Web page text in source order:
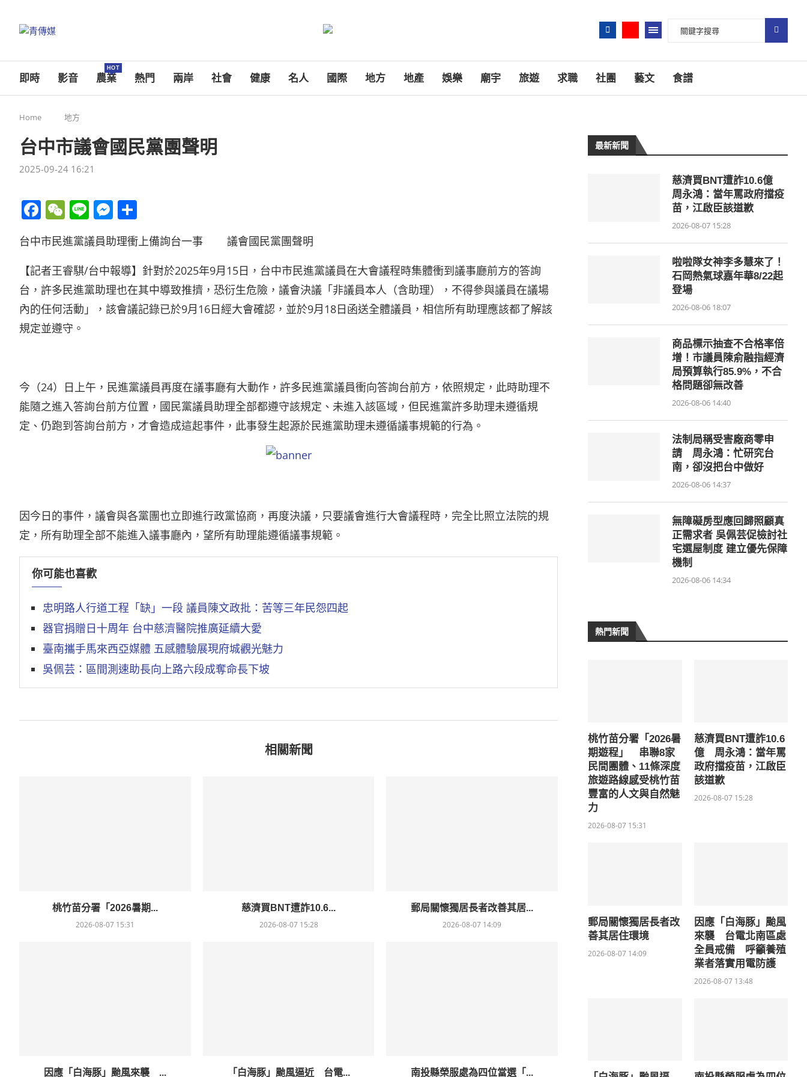
即時 影音 農業
HOT
熱門 兩岸 社會 健康 名人 國際 地方 地產 娛樂 廟宇 旅遊 求職 社團 藝文 食譜
Home 地方
台中市議會國民黨團聲明
2025-09-24 16:21
Facebook
WeChat
LineMessenger
享
台中市民進黨議員助理衝上備詢台一事 議會國民黨團聲明
【記者王睿騏/台中報導】針對於2025年9月15日，台中市民進黨議員在大會議程時集體衝到議事廳前方的答詢
台，許多民進黨助理也在其中導致推擠，恐衍生危險，議會決議「非議員本人（含助理），不得參與議員在議場
內的任何活動」，該會議記錄已於9月16日經大會確認，並於9月18日函送全體議員，相信所有助理應該都了解該
規定並遵守。
今（24）日上午，民進黨議員再度在議事廳有大動作，許多民進黨議員衝向答詢台前方，依照規定，此時助理不
能隨之進入答詢台前方位置，國民黨議員助理全部都遵守該規定、未進入該區域，但民進黨許多助理未遵循規
定、仍跑到答詢台前方，才會造成這起事件，此事發生起源於民進黨助理未遵循議事規範的行為。
因今日的事件，議會與各黨團也立即進行政黨協商，再度決議，只要議會進行大會議程時，完全比照立法院的規
定，所有助理全部不能進入議事廳內，望所有助理能遵循議事規範。
你可能也喜歡
忠明路人行道工程「缺」一段 議員陳文政批：苦等三年民怨四起
器官捐贈日十周年 台中慈濟醫院推廣延續大愛
臺南攜手馬來西亞媒體 五感體驗展現府城觀光魅力
吳佩芸：區間測速助長向上路六段成奪命長下坡
相關新聞
桃竹苗分署「2026暑期...
2026-08-07 15:31
慈濟買BNT遭詐10.6...
2026-08-07 15:28
郵局關懷獨居長者改善其居...
2026-08-07 14:09
因應「白海豚」颱風來襲 ...
「白海豚」颱風逼近 台電...
南投縣榮服處為四位當選「...
最新新聞
慈濟買BNT遭詐10.6億
周永鴻：當年罵政府擋疫
苗，江啟臣該道歉
2026-08-07 15:28
啦啦隊女神李多慧來了！
石岡熱氣球嘉年華8/22起
登場
2026-08-06 18:07
商品標示抽查不合格率倍
增！市議員陳俞融指經濟
局預算執行85.9%，不合
格問題卻無改善
2026-08-06 14:40
法制局稱受害廠商零申
請 周永鴻：忙研究台
南，卻沒把台中做好
2026-08-06 14:37
無障礙房型應回歸照顧真
正需求者 吳佩芸促檢討社
宅選屋制度 建立優先保障
機制
2026-08-06 14:34
熱門新聞
桃竹苗分署「2026暑
期遊程」 串聯8家
民間團體、11條深度
旅遊路線感受桃竹苗
豐富的人文與自然魅
力
2026-08-07 15:31
慈濟買BNT遭詐10.6
億 周永鴻：當年罵
政府擋疫苗，江啟臣
該道歉
2026-08-07 15:28
郵局關懷獨居長者改
善其居住環境
2026-08-07 14:09
因應「白海豚」颱風
來襲 台電北南區處
全員戒備 呼籲養殖
業者落實用電防護
2026-08-07 13:48